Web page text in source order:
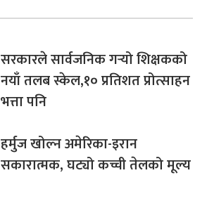
सरकारले सार्वजनिक गर्‍यो शिक्षकको
नयाँ तलब स्केल,१० प्रतिशत प्रोत्साहन
भत्ता पनि
हर्मुज खोल्न अमेरिका-इरान
सकारात्मक, घट्यो कच्ची तेलको मूल्य